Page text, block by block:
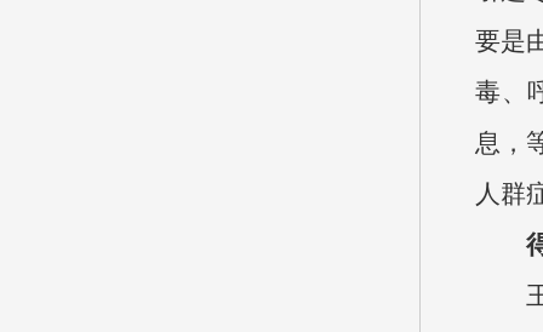
要是
毒、
息，
人群